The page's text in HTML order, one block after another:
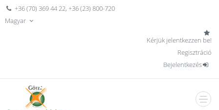
+36 (70) 369 44 22,+36 (23) 800-720
Magyar
Kérjük jelentkezzen be!
Regisztráció
Bejelentkezés